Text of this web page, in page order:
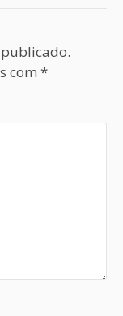
com *